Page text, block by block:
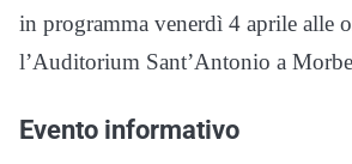
in programma venerdì 4 aprile alle
l’Auditorium Sant’Antonio a
Evento informativo